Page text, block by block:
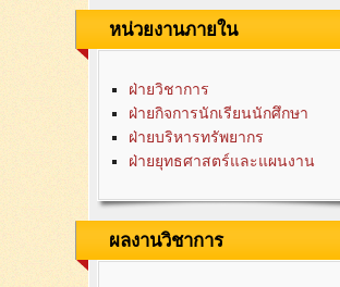
หน่วยงานภายใน
ฝ่ายวิชาการ
ฝ่ายกิจการนักเรียนนักศึกษา
ฝ่ายบริหารทรัพยากร
ฝ่ายยุทธศาสตร์และแผนงาน
ผลงานวิชาการ